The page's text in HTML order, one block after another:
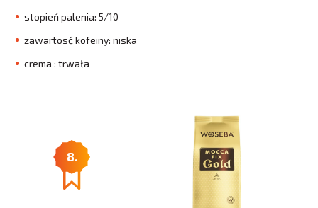
stopień palenia: 5/10
zawartosć kofeiny: niska
crema : trwała
8.